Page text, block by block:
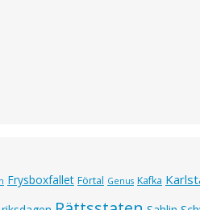
Frysboxfallet Förtal Genus Kafka